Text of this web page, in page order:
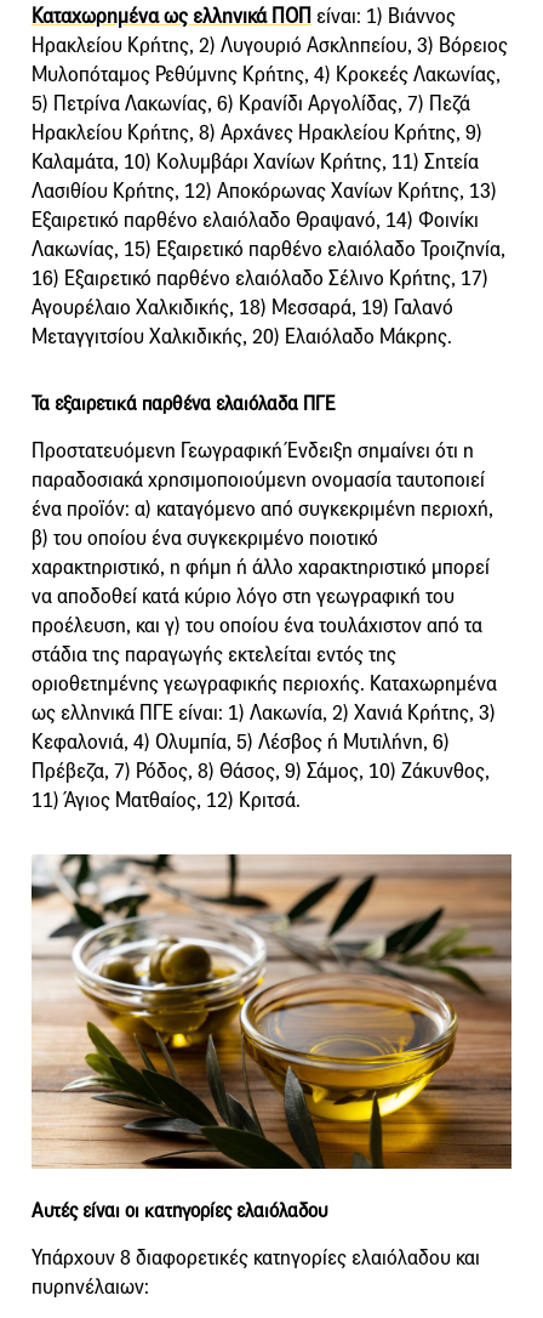
Καταχωρημένα ως ελληνικά ΠΟΠ είναι: 1) Βιάννος
Ηρακλείου Κρήτης, 2) Λυγουριό Ασκληπείου, 3) Βόρειος
Μυλοπόταμος Ρεθύμνης Κρήτης, 4) Κροκεές Λακωνίας,
5) Πετρίνα Λακωνίας, 6) Κρανίδι Αργολίδας, 7) Πεζά
Ηρακλείου Κρήτης, 8) Αρχάνες Ηρακλείου Κρήτης, 9)
Καλαμάτα, 10) Κολυμβάρι Χανίων Κρήτης, 11) Σητεία
Λασιθίου Κρήτης, 12) Αποκόρωνας Χανίων Κρήτης, 13)
Εξαιρετικό παρθένο ελαιόλαδο Θραψανό, 14) Φοινίκι
Λακωνίας, 15) Εξαιρετικό παρθένο ελαιόλαδο Τροιζηνία,
16) Εξαιρετικό παρθένο ελαιόλαδο Σέλινο Κρήτης, 17)
Αγουρέλαιο Χαλκιδικής, 18) Μεσσαρά, 19) Γαλανό
Μεταγγιτσίου Χαλκιδικής, 20) Ελαιόλαδο Μάκρης.
Τα εξαιρετικά παρθένα ελαιόλαδα ΠΓΕ
Προστατευόμενη Γεωγραφική Ένδειξη σημαίνει ότι η
παραδοσιακά χρησιμοποιούμενη ονομασία ταυτοποιεί
ένα προϊόν: α) καταγόμενο από συγκεκριμένη περιοχή,
β) του οποίου ένα συγκεκριμένο ποιοτικό
χαρακτηριστικό, η φήμη ή άλλο χαρακτηριστικό μπορεί
να αποδοθεί κατά κύριο λόγο στη γεωγραφική του
προέλευση, και γ) του οποίου ένα τουλάχιστον από τα
στάδια της παραγωγής εκτελείται εντός της
οριοθετημένης γεωγραφικής περιοχής. Καταχωρημένα
ως ελληνικά ΠΓΕ είναι: 1) Λακωνία, 2) Χανιά Κρήτης, 3)
Κεφαλονιά, 4) Ολυμπία, 5) Λέσβος ή Μυτιλήνη, 6)
Πρέβεζα, 7) Ρόδος, 8) Θάσος, 9) Σάμος, 10) Ζάκυνθος,
11) Άγιος Ματθαίος, 12) Κριτσά.
Αυτές είναι οι κατηγορίες ελαιόλαδου
Υπάρχουν 8 διαφορετικές κατηγορίες ελαιόλαδου και
πυρηνέλαιων: